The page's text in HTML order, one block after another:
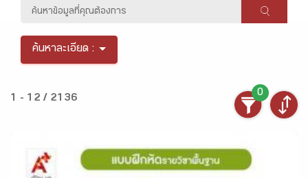
ค้นหาละเอียด :
1 - 12 / 2136
0